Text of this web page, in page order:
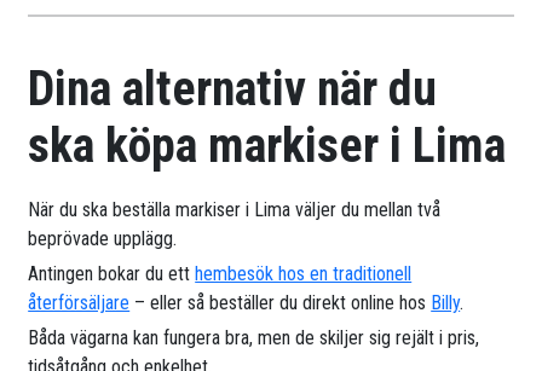
Dina alternativ när du
ska köpa markiser i Lima
När du ska beställa markiser i Lima väljer du mellan två
beprövade upplägg.
Antingen bokar du etthembesök hos en traditionell
återförsäljare – eller så beställer du direkt online hos Billy.
Båda vägarna kan fungera bra, men de skiljer sig rejält i pris,
tidsåtgång och enkelhet.